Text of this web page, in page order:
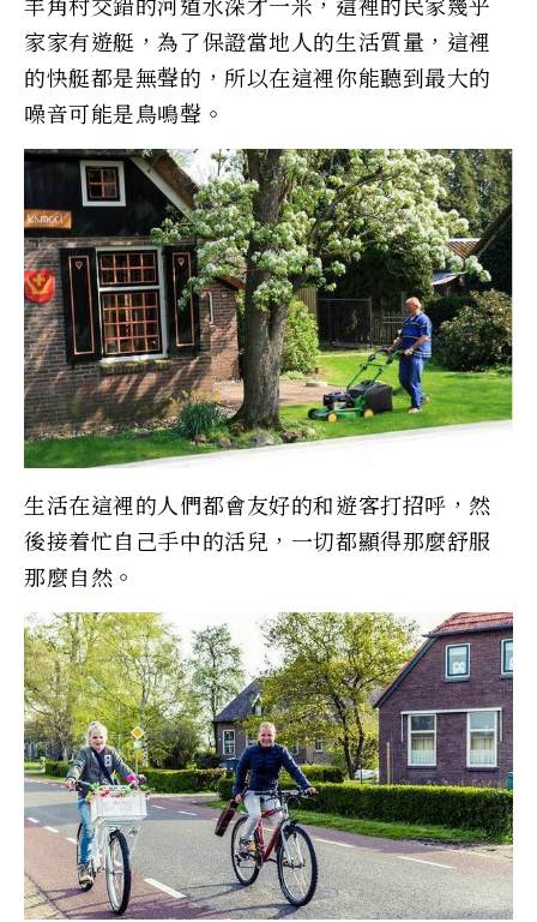
家家有遊艇，為了保證當地人的生活質量，這裡
的快艇都是無聲的，所以在這裡你能聽到最大的
噪音可能是鳥鳴聲。
生活在這裡的人們都會友好的和遊客打招呼，然
後接着忙自己手中的活兒，一切都顯得那麼舒服
那麼自然。